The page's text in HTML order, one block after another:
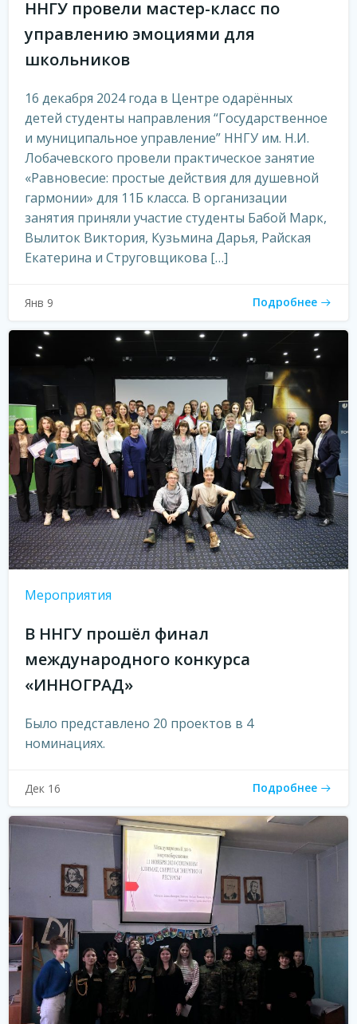
ННГУ провели мастер-класс по
управлению эмоциями для
школьников
16 декабря 2024 года в Центре одарённых
детей студенты направления “Государственное
и муниципальное управление” ННГУ им. Н.И.
Лобачевского провели практическое занятие
«Равновесие: простые действия для душевной
гармонии» для 11Б класса. В организации
занятия приняли участие студенты Бабой Марк,
Вылиток Виктория, Кузьмина Дарья, Райская
Екатерина и Струговщикова […]
Янв 9 Подробнее
Мероприятия
В ННГУ прошёл финал
международного конкурса
«ИННОГРАД»
Было представлено 20 проектов в 4
номинациях.
Дек 16 Подробнее